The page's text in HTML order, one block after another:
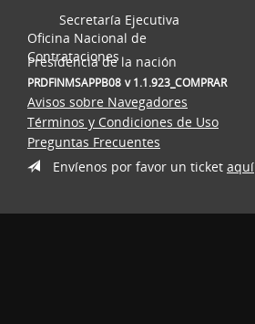
Secretaría Ejecutiva
Oficina Nacional de
Contrataciones
Presidencia de la nación
PRDFINMSAPPB08 v 1.1.923_COMPRAR
Avisos sobre Navegadores
Términos y Condiciones de Uso
Preguntas Frecuentes
Envíenos por favor un ticket aquí